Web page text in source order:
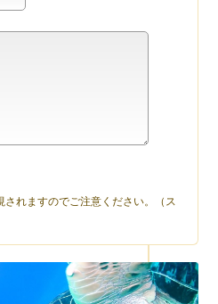
されますのでご注意ください。（ス